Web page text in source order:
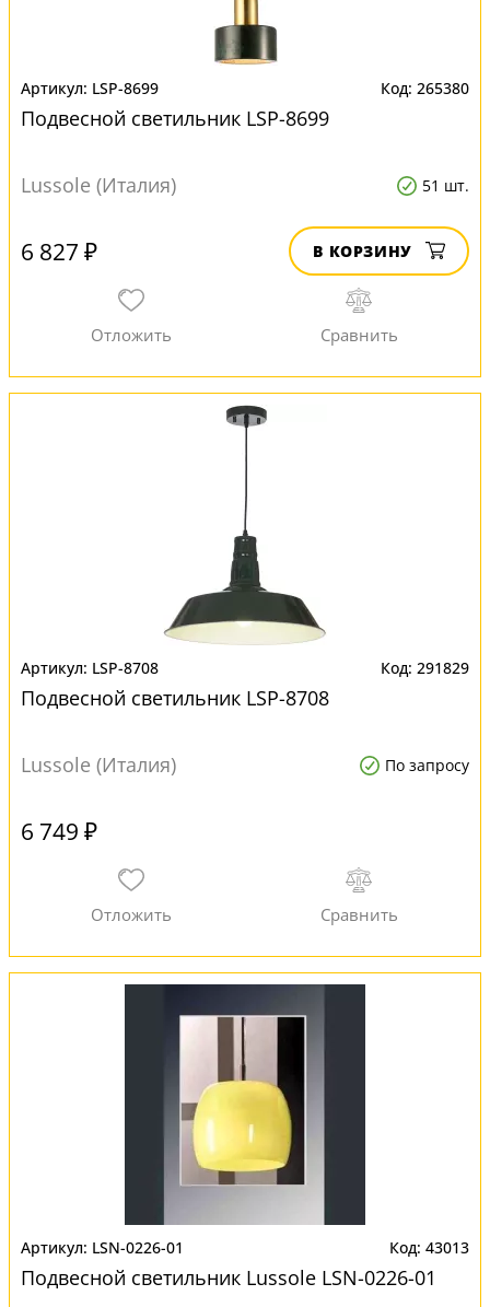
LSP-8699 265380
Подвесной светильник LSP-8699
Lussole (Италия) 51 шт.
6 827 ₽ В КОРЗИНУ
LSP-8708 291829
Подвесной светильник LSP-8708
Lussole (Италия) По запросу
6 749 ₽
LSN-0226-01 43013
Подвесной светильник Lussole LSN-0226-01